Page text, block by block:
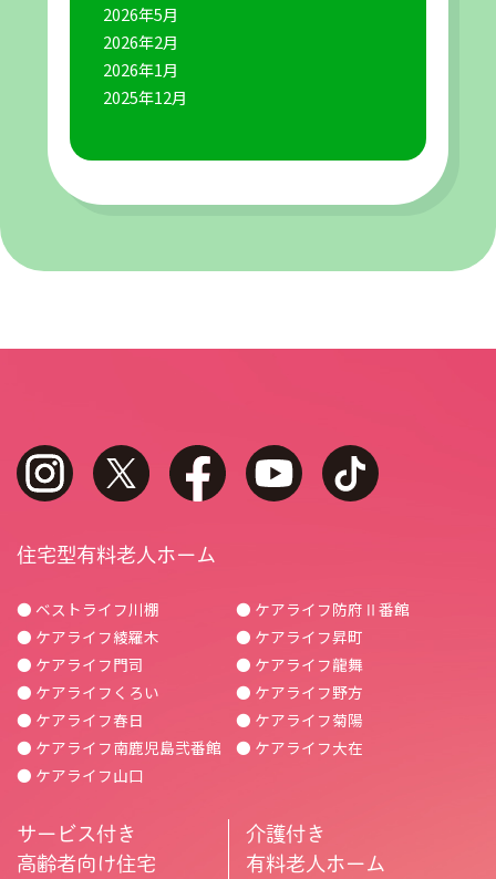
2026年5月
2026年2月
2026年1月
2025年12月
instagram twitter facebook youtube
住宅型有料老人ホーム
● ベストライフ川棚
● ケアライフ綾羅木
● ケアライフ門司
● ケアライフくろい
● ケアライフ春日
● ケアライフ南鹿児島弐番館
● ケアライフ山口
● ケアライフ防府Ⅱ番館
● ケアライフ昇町
● ケアライフ龍舞
● ケアライフ野方
● ケアライフ菊陽
● ケアライフ大在
サービス付き
高齢者向け住宅
介護付き
有料老人ホーム